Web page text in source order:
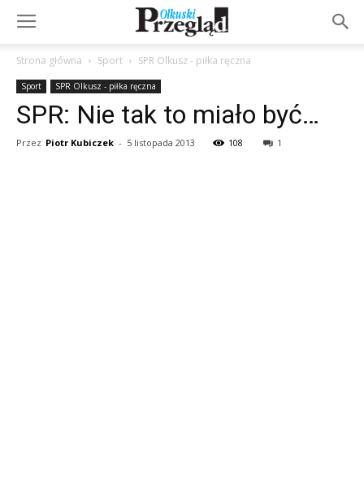
Strona główna Sport SPR Olkusz - piłka ręczna
Sport SPR Olkusz - piłka ręczna
SPR: Nie tak to miało być…
Przez Piotr Kubiczek - 5 listopada 2013 108 1